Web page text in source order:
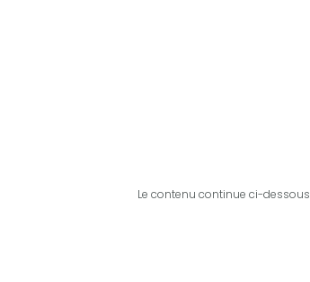
Le contenu continue ci-dessous